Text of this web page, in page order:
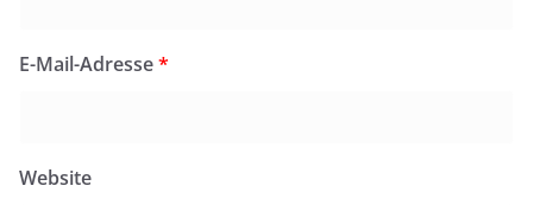
E-Mail-Adresse*
Website